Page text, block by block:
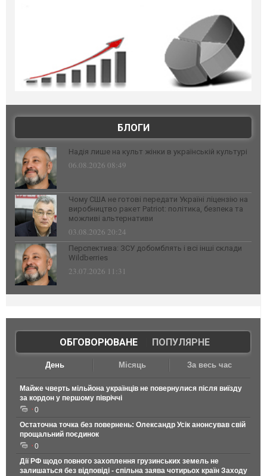
БЛОГИ
Надія лише на культ жінки в українській культурі
06.08.2026 08:49
Чому США не готові передати Україні ліцензію на
виробництво ракет Patriot: політика, безпека та
можливі альтернативи
03.08.2026 20:24
Перспектива: ЗСУ добомблять і всі інші склади
Wildberries
23.07.2026 11:31
ОБГОВОРЮВАНЕ| ПОПУЛЯРНЕ
День Місяць За весь час
Майже чверть мільйона українців не повернулися після виїзду
за кордон у першому півріччі
0
Остаточна точка без повернень: Олександр Усік анонсував свій
прощальний поєдинок
0
Дії РФ щодо повного захоплення грузинських земель не
залишаться без відповіді - спільна заява чотирьох країн Заходу